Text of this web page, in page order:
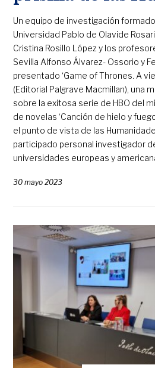
Un equipo de investigación
Universidad Pablo de Olavide
Cristina Rosillo López y los
Sevilla Alfonso Álvarez- Ossorio y
presentado ‘Game of Thrones. A
(Editorial Palgrave Macmillan), una
sobre la exitosa serie de HBO del
de novelas ‘Canción de hielo y
el punto de vista de las
participado personal investigador
universidades europeas y
30 mayo 2023